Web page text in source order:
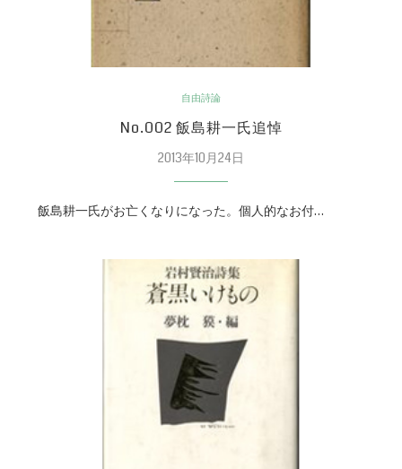
自由詩論
No.002 飯島耕一氏追悼
2013年10月24日
飯島耕一氏がお亡くなりになった。個人的なお付…